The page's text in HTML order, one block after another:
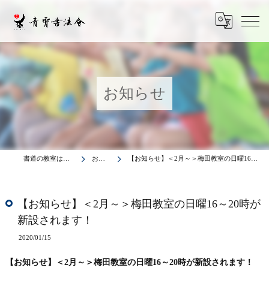
お知らせ
お知らせ 【お知らせ】＜2月～＞梅田教室の日曜16～20時が新設されます！
【お知らせ】＜2月～＞梅田教室の日曜16～20時が
新設されます！
2020/01/15
【お知らせ】＜2月～＞梅田教室の日曜16～20時が新設されます！